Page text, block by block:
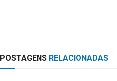
POSTAGENS RELACIONADAS